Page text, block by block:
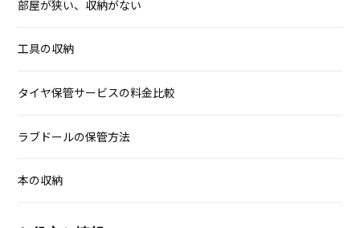
部屋が狭い、収納がない
工具の収納
タイヤ保管サービスの料金比較
ラブドールの保管方法
本の収納